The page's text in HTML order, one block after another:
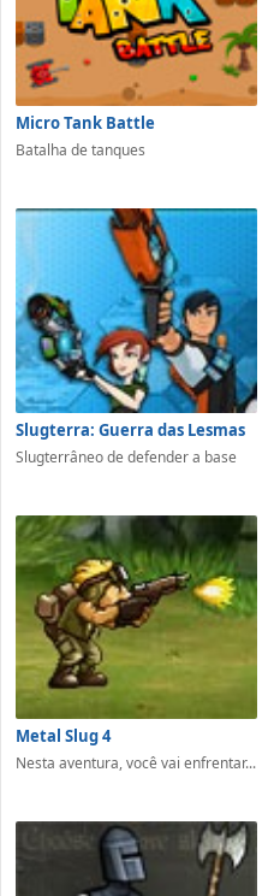
Micro Tank Battle
Batalha de tanques
Slugterra: Guerra das Lesmas
Slugterrâneo de defender a base
Metal Slug 4
Nesta aventura, você vai enfrentar...